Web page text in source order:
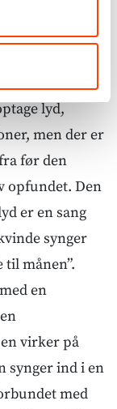
lyd,
men der er
før den
opfundet. Den
er en sang
synger
til månen”.
en
virker på
synger ind i en
med